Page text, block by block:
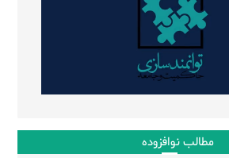
مطالب نوافزوده